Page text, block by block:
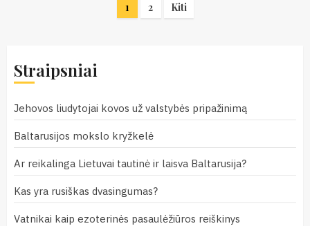
1 2 Kiti
Straipsniai
Jehovos liudytojai kovos už valstybės pripažinimą
Baltarusijos mokslo kryžkelė
Ar reikalinga Lietuvai tautinė ir laisva Baltarusija?
Kas yra rusiškas dvasingumas?
Vatnikai kaip ezoterinės pasaulėžiūros reiškinys